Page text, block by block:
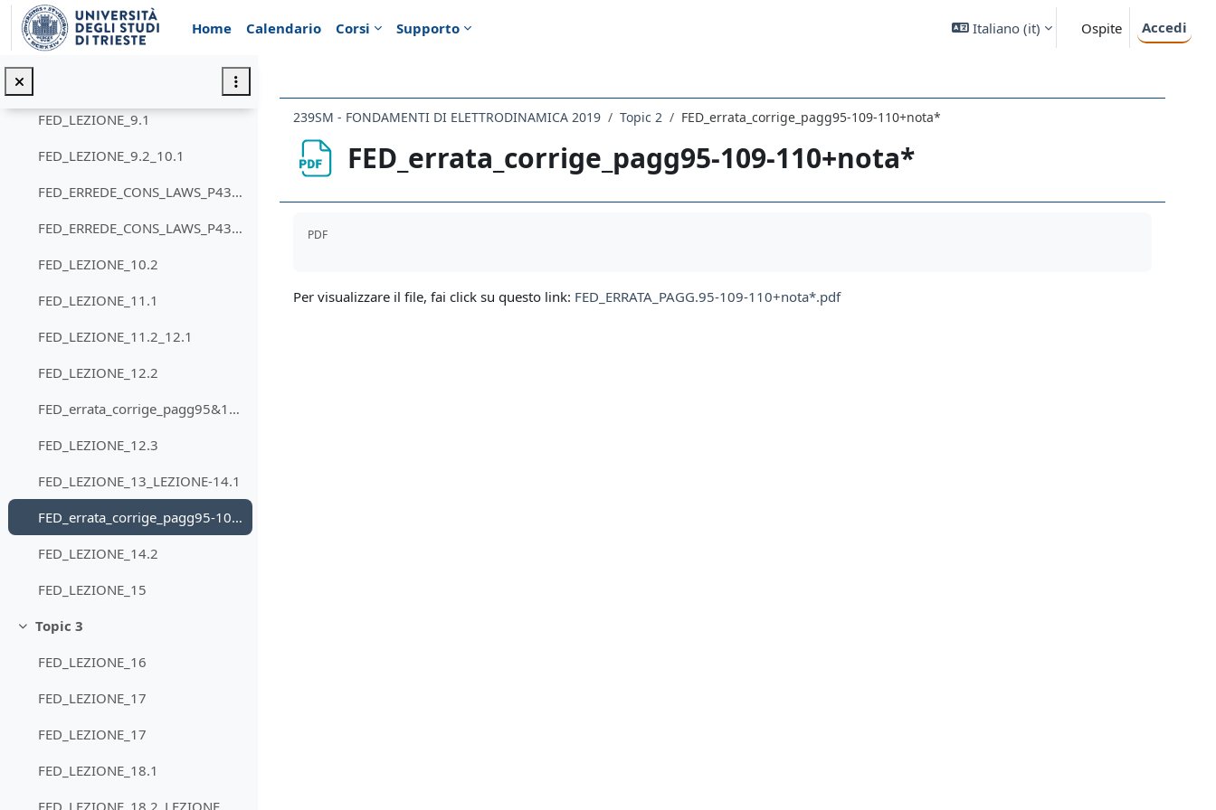
Vai al contenuto principale
Home
Calendario Corsi Supporto Italiano ‎(it)‎ Ospite Accedi
FED_PAGG_53_54_ERRATA
Minimizza
Topic 2
FED_LEZIONE_9.1
FED_LEZIONE_9.2_10.1
FED_ERREDE_CONS_LAWS_P436_LECT_02
FED_ERREDE_CONS_LAWS_P436_Lect_01
FED_LEZIONE_10.2
FED_LEZIONE_11.1
FED_LEZIONE_11.2_12.1
FED_LEZIONE_12.2
FED_errata_corrige_pagg95&101
FED_LEZIONE_12.3
FED_LEZIONE_13_LEZIONE-14.1
FED_errata_corrige_pagg95-109-110+nota*
FED_LEZIONE_14.2
FED_LEZIONE_15
Minimizza
Topic 3
FED_LEZIONE_16
FED_LEZIONE_17
FED_LEZIONE_17
FED_LEZIONE_18.1
239SM - FONDAMENTI DI ELETTRODINAMICA 2019 Topic 2 FED_errata_corrige_pagg95-109-110+nota*
FED_errata_corrige_pagg95-109-110+nota*
PDF
Per visualizzare il file, fai click su questo link: FED_ERRATA_PAGG.95-109-110+nota*.pdf